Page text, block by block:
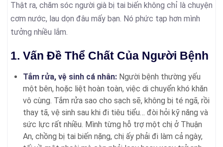
Thật ra, chăm sóc người già bị tai biến không chỉ là chuyện
cơm nước, lau dọn đâu mấy bạn. Nó phức tạp hơn mình
tưởng nhiều lắm.
1. Vấn Đề Thể Chất Của Người Bệnh
Tắm rửa, vệ sinh cá nhân: Người bệnh thường yếu
một bên, hoặc liệt hoàn toàn, việc di chuyển khó khăn
vô cùng. Tắm rửa sao cho sạch sẽ, không bị té ngã, rồi
thay tã, vệ sinh sau khi đi tiêu tiểu… đòi hỏi kỹ năng và
sức lực rất nhiều. Mình từng hỗ trợ một chị ở Thuận
An, chồng bị tai biến nặng, chị ấy phải đi làm cả ngày,